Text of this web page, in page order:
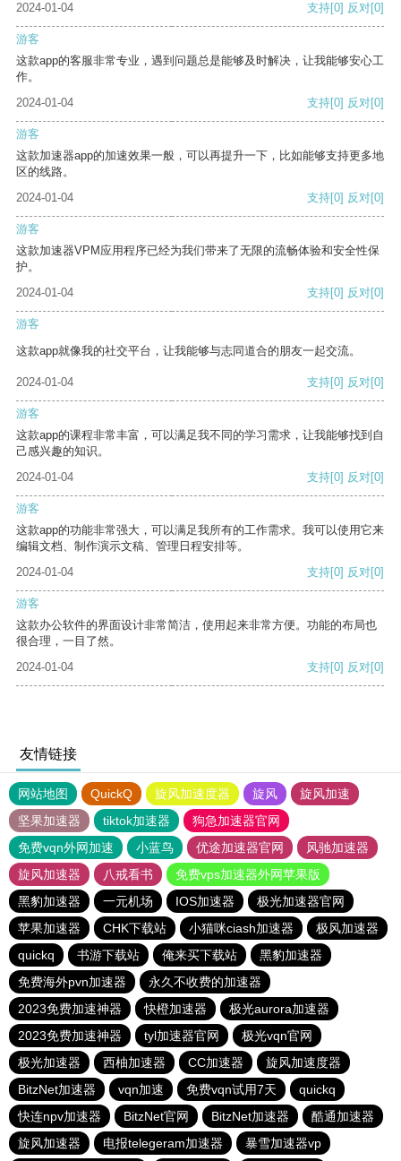
2024-01-04 支持[0] 反对[0]
游客
这款app的客服非常专业，遇到问题总是能够及时解决，让我能够安心工
作。
2024-01-04
支持[0] 反对[0]
游客
这款加速器app的加速效果一般，可以再提升一下，比如能够支持更多地
区的线路。
2024-01-04
支持[0] 反对[0]
游客
这款加速器VPM应用程序已经为我们带来了无限的流畅体验和安全性保
护。
2024-01-04
支持[0] 反对[0]
游客
这款app就像我的社交平台，让我能够与志同道合的朋友一起交流。
2024-01-04 支持[0] 反对[0]
游客
这款app的课程非常丰富，可以满足我不同的学习需求，让我能够找到自
己感兴趣的知识。
2024-01-04
支持[0] 反对[0]
游客
这款app的功能非常强大，可以满足我所有的工作需求。我可以使用它来
编辑文档、制作演示文稿、管理日程安排等。
2024-01-04
支持[0] 反对[0]
游客
这款办公软件的界面设计非常简洁，使用起来非常方便。功能的布局也
很合理，一目了然。
2024-01-04
支持[0] 反对[0]
友情链接
网站地图 QuickQ 旋风加速度器 旋风
旋风加速
坚果加速器
tiktok加速器
狗急加速器官网
免费vqn外网加速
小蓝鸟 优途加速器官网
风驰加速器
旋风加速器
八戒看书
免费vps加速器外网苹果版
黑豹加速器
一元机场 IOS加速器
极光加速器官网
苹果加速器
CHK下载站 小猫咪ciash加速器
极风加速器
quickq
书游下载站 俺来买下载站
黑豹加速器
免费海外pvn加速器
永久不收费的加速器
2023免费加速神器
快橙加速器
极光aurora加速器
2023免费加速神器
tyl加速器官网
极光vqn官网
极光加速器
西柚加速器 CC加速器
旋风加速度器
BitzNet加速器
vqn加速 免费vqn试用7天
quickq
快连npv加速器
BitzNet官网 BitzNet加速器
酷通加速器
旋风加速器
电报telegeram加速器 暴雪加速器vp